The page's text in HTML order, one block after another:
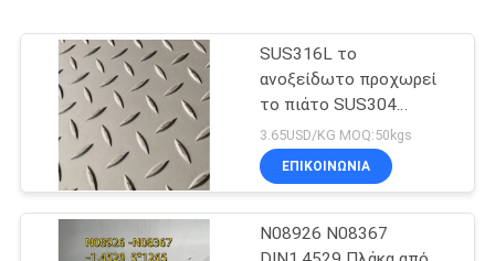
SUS316L το
ανοξείδωτο προχωρεί
το πιάτο SUS304
SUS316L για το δάπεδο
3.65USD/KG MOQ:50kgs
ΕΠΙΚΟΙΝΩΝΙΑ
N08926 N08367